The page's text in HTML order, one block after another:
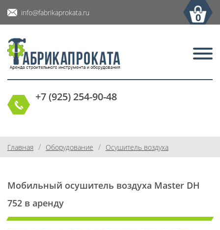
info@fabrikaprokata.ru 0
+7 (925) 254-90-48
Главная / Оборудование / Осушитель воздуха
Мобильный осушитель воздуха Master DH
752 в аренду